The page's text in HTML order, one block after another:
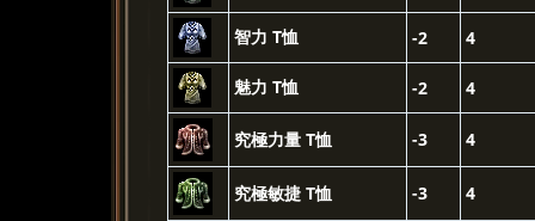
智力 T恤 -2 4
魅力 T恤 -2 4
究極力量 T恤 -3 4
究極敏捷 T恤 -3 4